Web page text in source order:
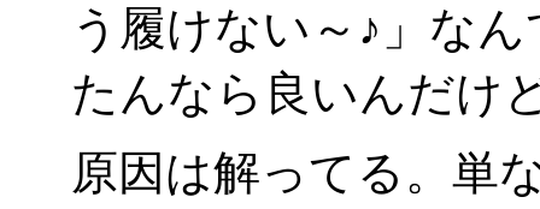
う履けない～♪」な
たんなら良いんだけ
原因は解ってる。単